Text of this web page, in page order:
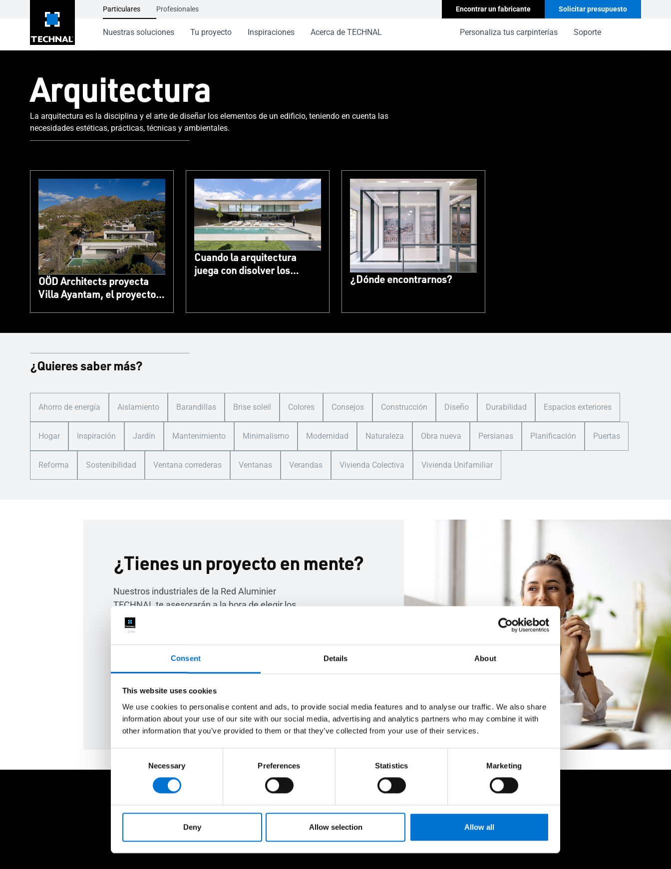
Consent Details About
This website uses cookies
We use cookies to personalise content and ads, to provide social media features and to analyse our traffic. We also share
information about your use of our site with our social media, advertising and analytics partners who may combine it with
other information that you’ve provided to them or that they’ve collected from your use of their services.
Necessary Preferences Statistics Marketing
Deny Allow selection Allow all
Particulares Profesionales Encontrar un fabricante Solicitar presupuesto
Nuestras soluciones Tu proyecto Inspiraciones Acerca de TECHNAL Personaliza tus carpinterías Soporte
Arquitectura
La arquitectura es la disciplina y el arte de diseñar los elementos de un edificio, teniendo en cuenta las
necesidades estéticas, prácticas, técnicas y ambientales.
OÖD Architects proyecta
Villa Ayantam, el proyecto
TECHNAL
Cuando la arquitectura
juega con disolver los
¿Dónde encontrarnos?
¿Quieres saber más?
Ahorro de energía Aislamiento Barandillas Brise soleil Colores Consejos Construcción Diseño Durabilidad Espacios exteriores
Hogar Inspiración Jardín Mantenimiento Minimalismo Modernidad Naturaleza Obra nueva Persianas Planificación Puertas
Reforma Sostenibilidad Ventana correderas Ventanas Verandas Vivienda Colectiva Vivienda Unifamiliar
¿Tienes un proyecto en mente?
Nuestros industriales de la Red Aluminier
TECHNAL te asesorarán a la hora de elegir los
sistemas de carpintería de aluminio más
adecuados a tus necesidades y te acompañarán
durante todo el proceso de ejecución y fabricación
hasta la puesta en obra. Todo con un único
objetivo: tu satisfacción.
Solicitar presupuesto
A tu lado durante el proyecto